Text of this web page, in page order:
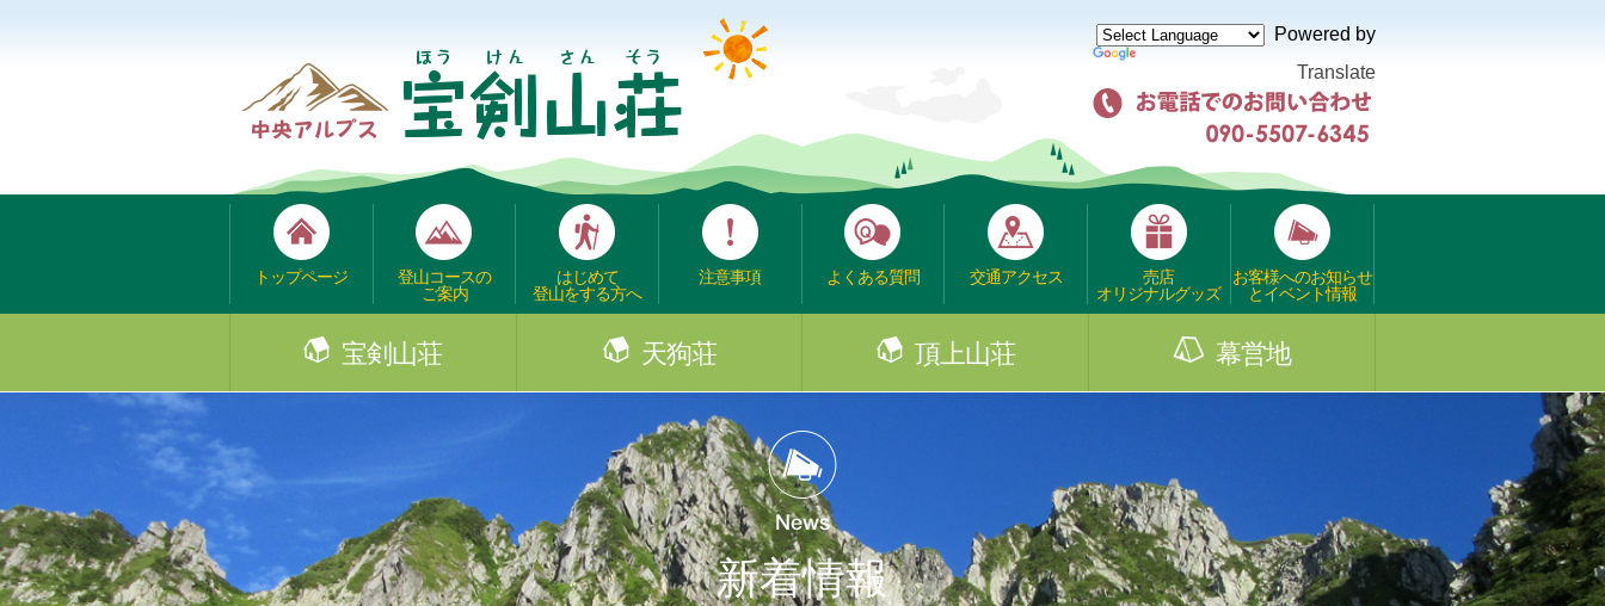
Powered by
Translate
トップページ
登山コースの
ご案内
はじめて
登山をする方へ
注意事項 よくある質問 交通アクセス
売店
オリジナルグッズ
お客様へのお知らせ
とイベント情報
宝剣山荘 天狗荘 頂上山荘 幕営地
新着情報